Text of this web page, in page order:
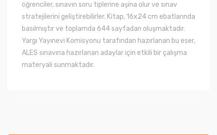
öğrenciler, sınavın soru tiplerine aşina olur ve sınav
stratejilerini geliştirebilirler. Kitap, 16x24 cm ebatlarında
basılmıştır ve toplamda 644 sayfadan oluşmaktadır.
Yargı Yayınevi Komisyonu tarafından hazırlanan bu eser,
ALES sınavına hazırlanan adaylar için etkili bir çalışma
materyali sunmaktadır.